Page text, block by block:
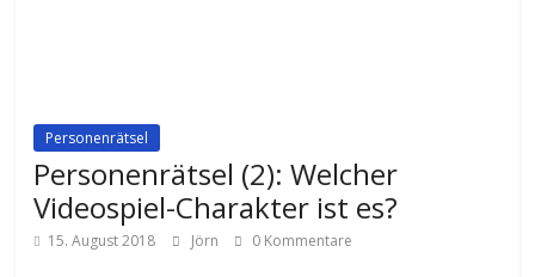
Personenrätsel
Personenrätsel (2): Welcher
Videospiel-Charakter ist es?
15. August 2018 Jörn 0 Kommentare